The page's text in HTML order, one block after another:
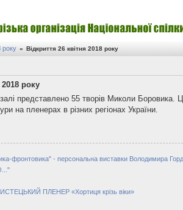
року » Відкриття 26 квітня 2018 року
2018 року
представлено 55 творів Миколи Боровика.
на пленерах в різних регіонах України.
фронтовика" - персональна виставки Володимира
ПЛЕНЕР «Хортиця крізь віки»